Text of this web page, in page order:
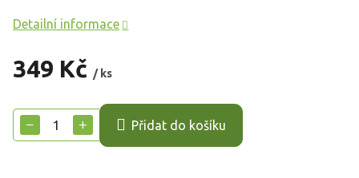
349 Kč / ks
cena:
+
− Přidat do košíku
Detailní informace